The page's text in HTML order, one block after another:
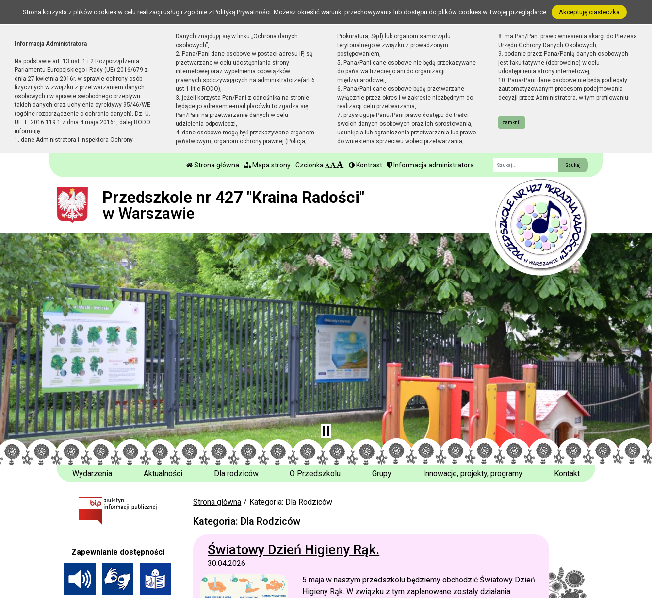
Strona korzysta z plików cookies w celu realizacji usług i zgodnie z Polityką Prywatności. Możesz określić warunki przechowywania lub dostępu do plików cookies w Twojej przeglądarce. Akceptuję ciasteczka
Informacja Administratora
Na podstawie art. 13 ust. 1 i 2 Rozporządzenia
Parlamentu Europejskiego i Rady (UE) 2016/679 z
dnia 27 kwietnia 2016r. w sprawie ochrony osób
fizycznych w związku z przetwarzaniem danych
osobowych i w sprawie swobodnego przepływu
takich danych oraz uchylenia dyrektywy 95/46/WE
(ogólne rozporządzenie o ochronie danych), Dz. U.
UE. L. 2016.119.1 z dnia 4 maja 2016r., dalej RODO
informuję:
1. dane Administratora i Inspektora Ochrony
Danych znajdują się w linku „Ochrona danych
osobowych”,
2. Pana/Pani dane osobowe w postaci adresu IP, są
przetwarzane w celu udostępniania strony
internetowej oraz wypełnienia obowiązków
prawnych spoczywających na administratorze(art.6
ust.1 lit.c RODO),
3. jeżeli korzysta Pan/Pani z odnośnika na stronie
będącego adresem e-mail placówki to zgadza się
Pan/Pani na przetwarzanie danych w celu
udzielenia odpowiedzi,
4. dane osobowe mogą być przekazywane organom
państwowym, organom ochrony prawnej (Policja,
Prokuratura, Sąd) lub organom samorządu
terytorialnego w związku z prowadzonym
postępowaniem,
5. Pana/Pani dane osobowe nie będą przekazywane
do państwa trzeciego ani do organizacji
międzynarodowej,
6. Pana/Pani dane osobowe będą przetwarzane
wyłącznie przez okres i w zakresie niezbędnym do
realizacji celu przetwarzania,
7. przysługuje Panu/Pani prawo dostępu do treści
swoich danych osobowych oraz ich sprostowania,
usunięcia lub ograniczenia przetwarzania lub prawo
do wniesienia sprzeciwu wobec przetwarzania,
8. ma Pan/Pani prawo wniesienia skargi do Prezesa
Urzędu Ochrony Danych Osobowych,
9. podanie przez Pana/Panią danych osobowych
jest fakultatywne (dobrowolne) w celu
udostępnienia strony internetowej,
10. Pana/Pani dane osobowe nie będą podlegały
zautomatyzowanym procesom podejmowania
decyzji przez Administratora, w tym profilowaniu.
zamknij
Strona główna Mapa strony Czcionka Kontrast Informacja administratora
Fraza
Przedszkole nr 427 "Kraina Radości"
w Warszawie
Wydarzenia Aktualności Dla rodziców O Przedszkolu Grupy Innowacje, projekty, programy Kontakt
Zapewnianie dostępności
Strona główna Kategoria: Dla Rodziców
Kategoria: Dla Rodziców
Światowy Dzień Higieny Rąk.
30.04.2026
5 maja w naszym przedszkolu będziemy obchodzić Światowy Dzień
Higieny Rąk. W związku z tym zaplanowane zostały działania